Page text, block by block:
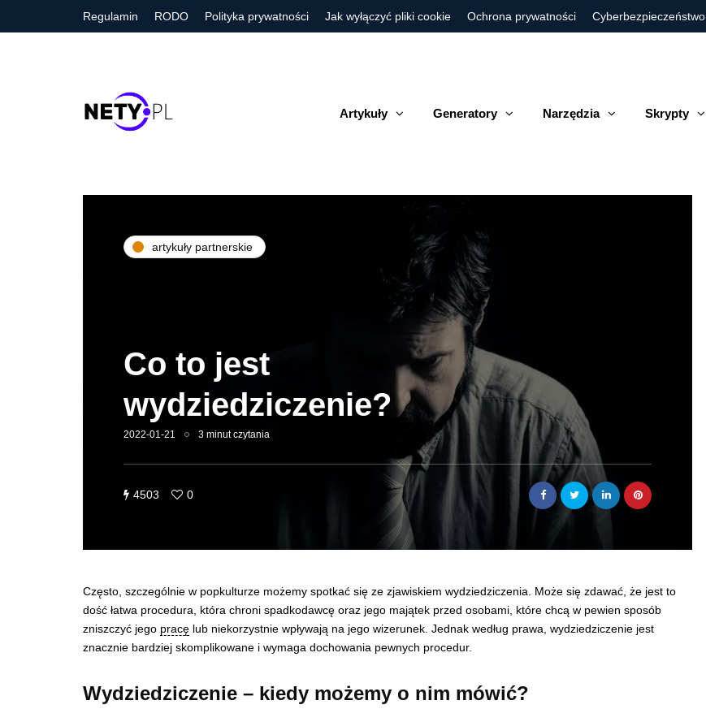
Regulamin RODO Polityka prywatności Jak wyłączyć pliki cookie Ochrona prywatności Cyberbezpieczeństwo
Artykuły Generatory Narzędzia Skrypty
artykuły partnerskie
Co to jest
wydziedziczenie?
2022-01-21 3 minut czytania
4503 0
Często, szczególnie w popkulturze możemy spotkać się ze zjawiskiem wydziedziczenia. Może się zdawać, że jest to
dość łatwa procedura, która chroni spadkodawcę oraz jego majątek przed osobami, które chcą w pewien sposób
zniszczyć jego pracę lub niekorzystnie wpływają na jego wizerunek. Jednak według prawa, wydziedziczenie jest
znacznie bardziej skomplikowane i wymaga dochowania pewnych procedur.
Wydziedziczenie – kiedy możemy o nim mówić?